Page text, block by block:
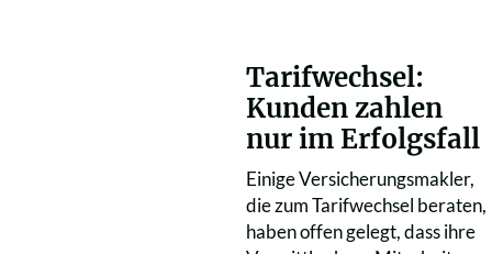
Tarifwechsel:
Kunden zahlen
nur im Erfolgsfall
Einige Versicherungsmakler,
die zum Tarifwechsel beraten,
haben offen gelegt, dass ihre